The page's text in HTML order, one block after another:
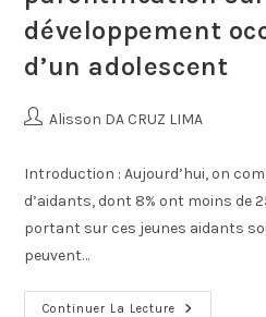
développement
d’un adolescent
Alisson DA CRUZ LIMA
Introduction : Aujourd’hui, on
d’aidants, dont 8% ont moins de
portant sur ces jeunes aidants
peuvent…
Continuer La Lecture